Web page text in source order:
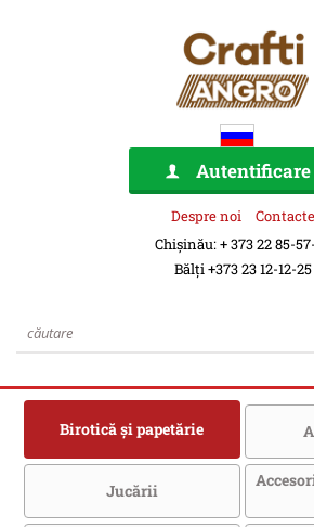
Autentificare
Despre noi
Contacte
Chișinău: + 373 22 85-
Bălți +373 23 12-12-25
Birotică şi papetărie
Jucării